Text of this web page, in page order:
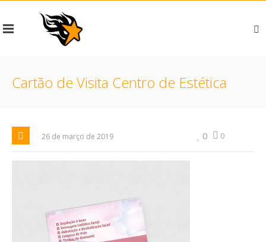
Cartão de Visita Centro de Estética
26 de março de 2019 0
0